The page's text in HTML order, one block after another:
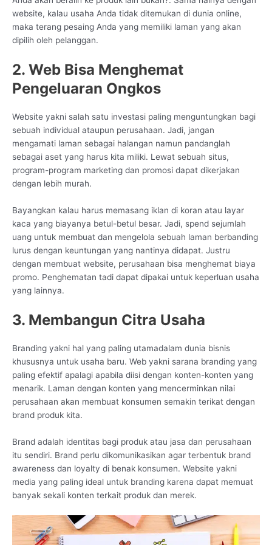
website, kalau usaha Anda tidak ditemukan di dunia online,
maka terang pesaing Anda yang memiliki laman yang akan
dipilih oleh pelanggan.
2. Web Bisa Menghemat
Pengeluaran Ongkos
Website yakni salah satu investasi paling menguntungkan bagi
sebuah individual ataupun perusahaan. Jadi, jangan
mengamati laman sebagai halangan namun pandanglah
sebagai aset yang harus kita miliki. Lewat sebuah situs,
program-program marketing dan promosi dapat dikerjakan
dengan lebih murah.
Bayangkan kalau harus memasang iklan di koran atau layar
kaca yang biayanya betul-betul besar. Jadi, spend sejumlah
uang untuk membuat dan mengelola sebuah laman berbanding
lurus dengan keuntungan yang nantinya didapat. Justru
dengan membuat website, perusahaan bisa menghemat biaya
promo. Penghematan tadi dapat dipakai untuk keperluan usaha
yang lainnya.
3. Membangun Citra Usaha
Branding yakni hal yang paling utamadalam dunia bisnis
khususnya untuk usaha baru. Web yakni sarana branding yang
paling efektif apalagi apabila diisi dengan konten-konten yang
menarik. Laman dengan konten yang mencerminkan nilai
perusahaan akan membuat konsumen semakin terikat dengan
brand produk kita.
Brand adalah identitas bagi produk atau jasa dan perusahaan
itu sendiri. Brand perlu dikomunikasikan agar terbentuk brand
awareness dan loyalty di benak konsumen. Website yakni
media yang paling ideal untuk branding karena dapat memuat
banyak sekali konten terkait produk dan merek.